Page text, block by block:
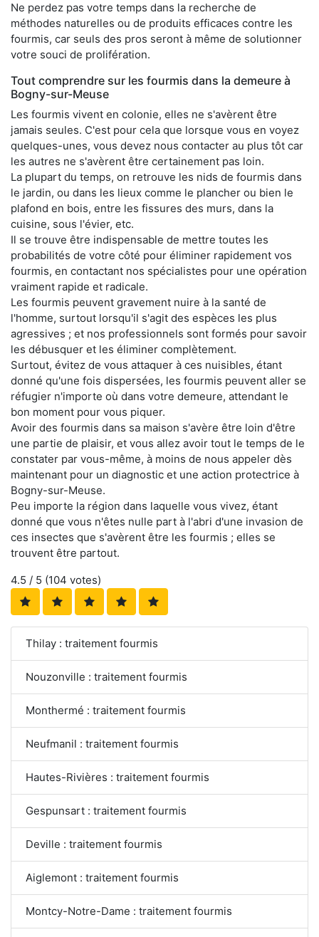
Ne perdez pas votre temps dans la recherche de
méthodes naturelles ou de produits efficaces contre les
fourmis, car seuls des pros seront à même de solutionner
votre souci de prolifération.
Tout comprendre sur les fourmis dans la demeure à
Bogny-sur-Meuse
Les fourmis vivent en colonie, elles ne s'avèrent être
jamais seules. C'est pour cela que lorsque vous en voyez
quelques-unes, vous devez nous contacter au plus tôt car
les autres ne s'avèrent être certainement pas loin.
La plupart du temps, on retrouve les nids de fourmis dans
le jardin, ou dans les lieux comme le plancher ou bien le
plafond en bois, entre les fissures des murs, dans la
cuisine, sous l'évier, etc.
Il se trouve être indispensable de mettre toutes les
probabilités de votre côté pour éliminer rapidement vos
fourmis, en contactant nos spécialistes pour une opération
vraiment rapide et radicale.
Les fourmis peuvent gravement nuire à la santé de
l'homme, surtout lorsqu'il s'agit des espèces les plus
agressives ; et nos professionnels sont formés pour savoir
les débusquer et les éliminer complètement.
Surtout, évitez de vous attaquer à ces nuisibles, étant
donné qu'une fois dispersées, les fourmis peuvent aller se
réfugier n'importe où dans votre demeure, attendant le
bon moment pour vous piquer.
Avoir des fourmis dans sa maison s'avère être loin d'être
une partie de plaisir, et vous allez avoir tout le temps de le
constater par vous-même, à moins de nous appeler dès
maintenant pour un diagnostic et une action protectrice à
Bogny-sur-Meuse.
Peu importe la région dans laquelle vous vivez, étant
donné que vous n'êtes nulle part à l'abri d'une invasion de
ces insectes que s'avèrent être les fourmis ; elles se
trouvent être partout.
4.5 / 5 (104 votes)
Thilay : traitement fourmis
Nouzonville : traitement fourmis
Monthermé : traitement fourmis
Neufmanil : traitement fourmis
Hautes-Rivières : traitement fourmis
Gespunsart : traitement fourmis
Deville : traitement fourmis
Aiglemont : traitement fourmis
Montcy-Notre-Dame : traitement fourmis